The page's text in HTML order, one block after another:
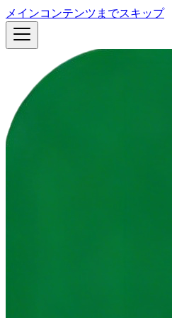
メインコンテンツまでスキップ